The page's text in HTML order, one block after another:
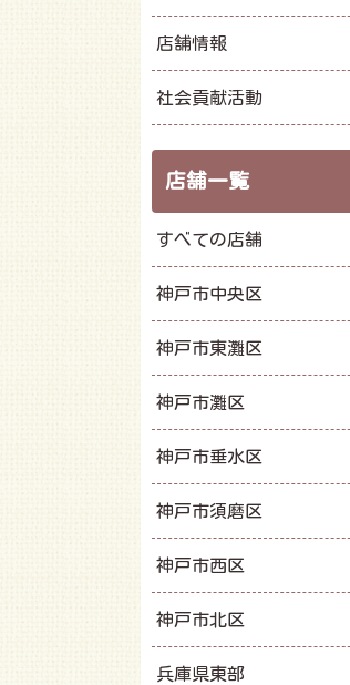
店舗情報
社会貢献活動
店舗一覧
すべての店舗
神戸市中央区
神戸市東灘区
神戸市灘区
神戸市垂水区
神戸市須磨区
神戸市西区
神戸市北区
兵庫県東部